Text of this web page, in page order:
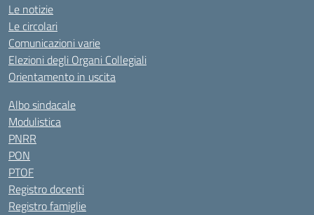
Le notizie
Le circolari
Comunicazioni varie
Elezioni degli Organi Collegiali
Orientamento in uscita
Albo sindacale
Modulistica
PNRR
PON
PTOF
Registro docenti
Registro famiglie